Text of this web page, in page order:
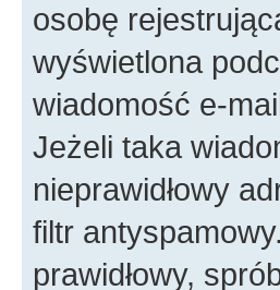
osobę
wyświetlona
wiadomość e-
Jeżeli taka
nieprawidłowy
filtr
prawidłowy,